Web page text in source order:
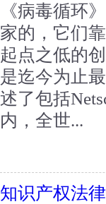
《病毒循环
家的，它们
起点之低的
是迄今为止
述了包括
内，全世...
知识产权法